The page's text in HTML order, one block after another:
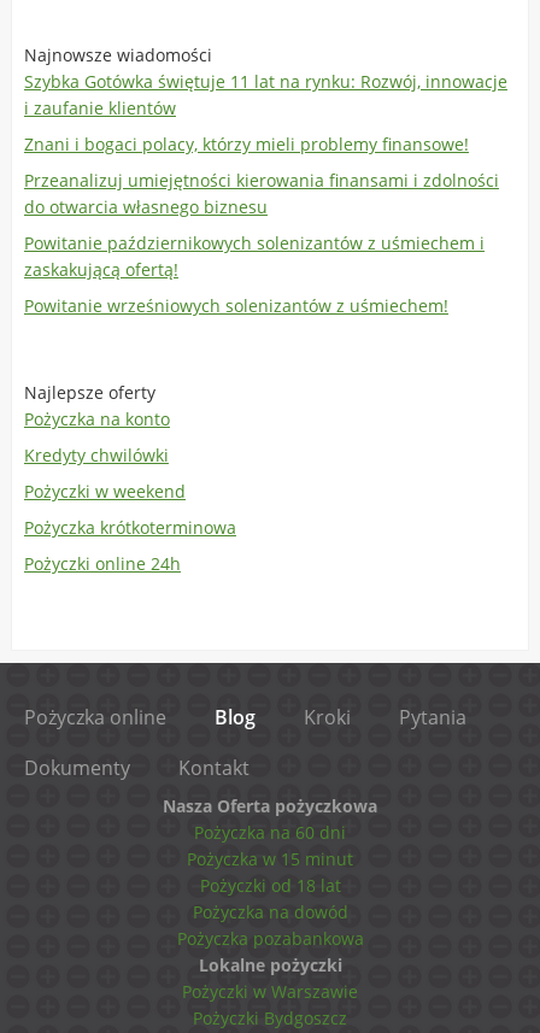
Najnowsze wiadomości
Szybka Gotówka świętuje 11 lat na rynku: Rozwój, innowacje
i zaufanie klientów
Znani i bogaci polacy, którzy mieli problemy finansowe!
Przeanalizuj umiejętności kierowania finansami i zdolności
do otwarcia własnego biznesu
Powitanie październikowych solenizantów z uśmiechem i
zaskakującą ofertą!
Powitanie wrześniowych solenizantów z uśmiechem!
Najlepsze oferty
Pożyczka na konto
Kredyty chwilówki
Pożyczki w weekend
Pożyczka krótkoterminowa
Pożyczki online 24h
Pożyczka online Blog Kroki
Pytania
Dokumenty
Kontakt
Nasza Oferta pożyczkowa
Pożyczka na 60 dni
Pożyczka w 15 minut
Pożyczki od 18 lat
Pożyczka na dowód
Pożyczka pozabankowa
Lokalne pożyczki
Pożyczki w Warszawie
Pożyczki Bydgoszcz